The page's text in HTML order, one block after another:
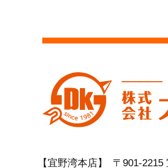
【宜野湾本店】 〒901-2215